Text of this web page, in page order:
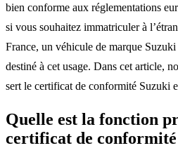
bien conforme aux réglementations
si vous souhaitez immatriculer à
France, un véhicule de marque
destiné à cet usage. Dans cet article,
sert le certificat de conformité Suzuki
Quelle est la fonction
certificat de